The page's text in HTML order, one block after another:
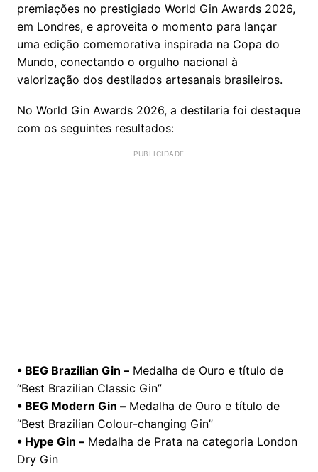
premiações no prestigiado World Gin Awards 2026,
em Londres, e aproveita o momento para lançar
uma edição comemorativa inspirada na Copa do
Mundo, conectando o orgulho nacional à
valorização dos destilados artesanais brasileiros.
No World Gin Awards 2026, a destilaria foi destaque
com os seguintes resultados:
• BEG Brazilian Gin – Medalha de Ouro e título de
“Best Brazilian Classic Gin”
• BEG Modern Gin – Medalha de Ouro e título de
“Best Brazilian Colour-changing Gin”
• Hype Gin – Medalha de Prata na categoria London
Dry Gin